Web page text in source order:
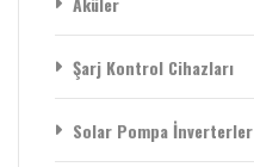
Şarj Kontrol Cihazları
Solar Pompa İnverterler